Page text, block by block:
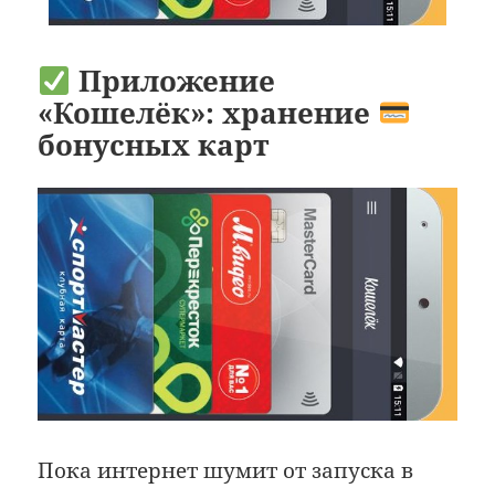
Приложение
«Кошелёк»: хранение
бонусных карт
Пока интернет шумит от запуска в